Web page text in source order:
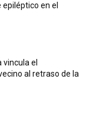
en el
vincula el
al retraso de la